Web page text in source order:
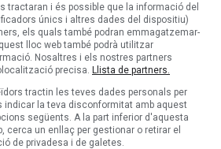
"Posidònia"
Pep Álvarez amb Joan Muntaner
(Xanguito)
tractaran i és possible que la informació del
únics i altres dades del dispositiu)
els quals també podran emmagatzemar-
lloc web també podrà utilitzar
Nosaltres i els nostres partners
precisa. Llista de partners.
tractin les teves dades personals per
indicar la teva disconformitat amb aquest
següents. A la part inferior d'aquesta
cerca un enllaç per gestionar o retirar el
de privadesa i de galetes.